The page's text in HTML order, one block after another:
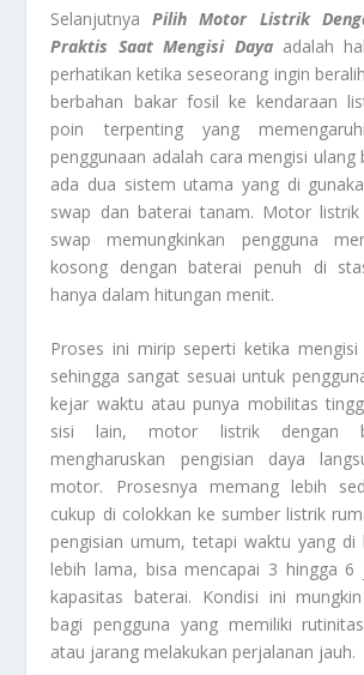
SelanjutnyaPilih Motor Listrik
Praktis Saat Mengisi Dayaadalah
perhatikan ketika seseorang ingin
berbahan bakar fosil ke kendaraan
poin terpenting yang
penggunaan adalah cara mengisi ulang
ada dua sistem utama yang di
swap dan baterai tanam. Motor
swap memungkinkan pengguna
kosong dengan baterai penuh di
hanya dalam hitungan menit.
Proses ini mirip seperti ketika
sehingga sangat sesuai untuk
kejar waktu atau punya mobilitas
sisi lain, motor listrik dengan
mengharuskan pengisian daya
motor. Prosesnya memang lebih
cukup di colokkan ke sumber listrik
pengisian umum, tetapi waktu yang di
lebih lama, bisa mencapai 3 hingga 6
kapasitas baterai. Kondisi ini
bagi pengguna yang memiliki
atau jarang melakukan perjalanan jauh.